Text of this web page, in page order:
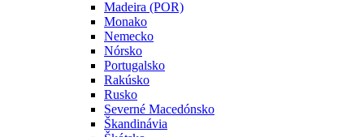
Madeira (POR)
Monako
Nemecko
Nórsko
Portugalsko
Rakúsko
Rusko
Severné Macedónsko
Škandinávia